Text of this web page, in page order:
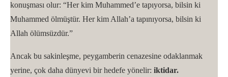
konuşması olur: “Her kim Muhammed’e tapıyorsa, bilsin ki
Muhammed ölmüştür. Her kim Allah’a tapınıyorsa, bilsin ki
Allah ölümsüzdür.”
Ancak bu sakinleşme, peygamberin cenazesine odaklanmak
yerine, çok daha dünyevi bir hedefe yönelir: iktidar.